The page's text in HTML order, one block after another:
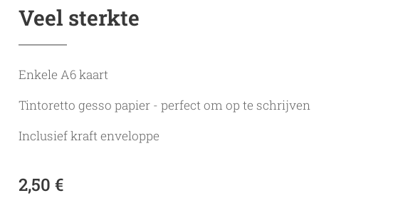
Veel sterkte
Enkele A6 kaart
Tintoretto gesso papier - perfect om op te schrijven
Inclusief kraft enveloppe
2,50 €